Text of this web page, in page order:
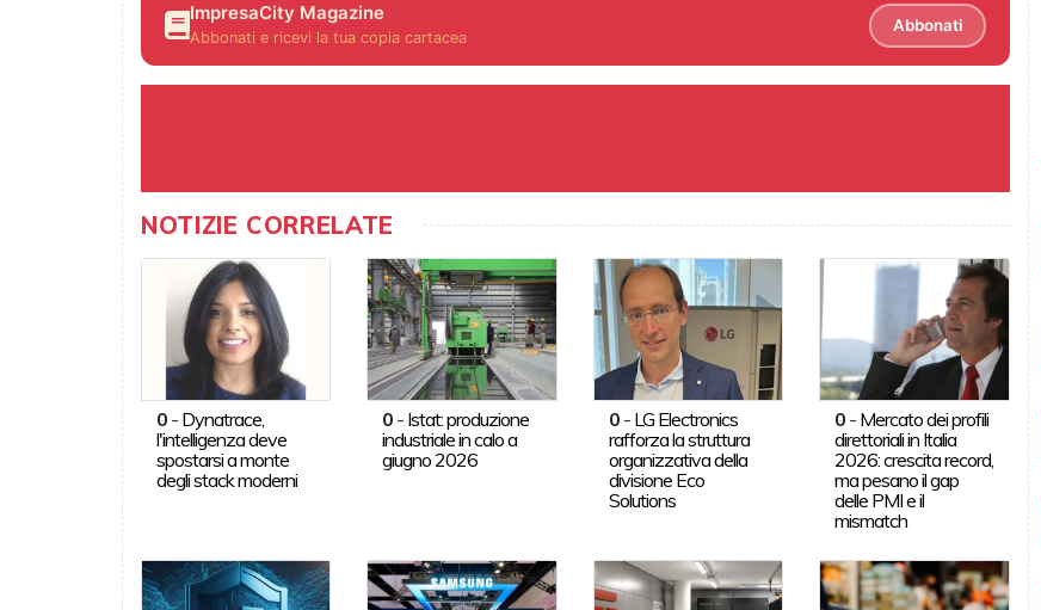
ImpresaCity Magazine
Abbonati e ricevi la tua copia cartacea
Abbonati
NOTIZIE CORRELATE
0- Dynatrace,
l'intelligenza deve
spostarsi a monte
degli stack moderni
0 - Istat: produzione
industriale in calo a
giugno 2026
0- LG Electronics
rafforza la struttura
organizzativa della
divisione Eco
Solutions
0 - Mercato dei profili
direttoriali in Italia
2026: crescita record,
ma pesano il gap
delle PMI e il
mismatch